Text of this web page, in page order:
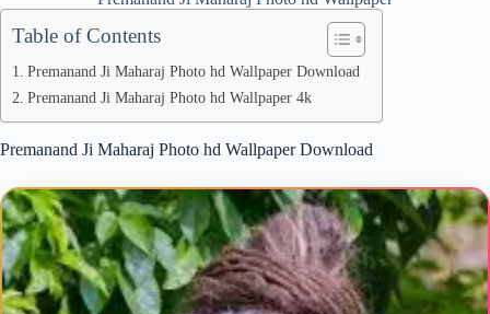
Table of Contents
Premanand Ji Maharaj Photo hd Wallpaper Download
Premanand Ji Maharaj Photo hd Wallpaper 4k
Premanand Ji Maharaj Photo hd Wallpaper Download